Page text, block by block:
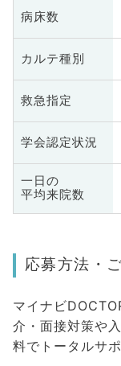
病床数
カルテ種別
救急指定
学会認定状況
一日の
平均来院数
応募方法・
マイナビ
介・面接対策や
料でトータルサ